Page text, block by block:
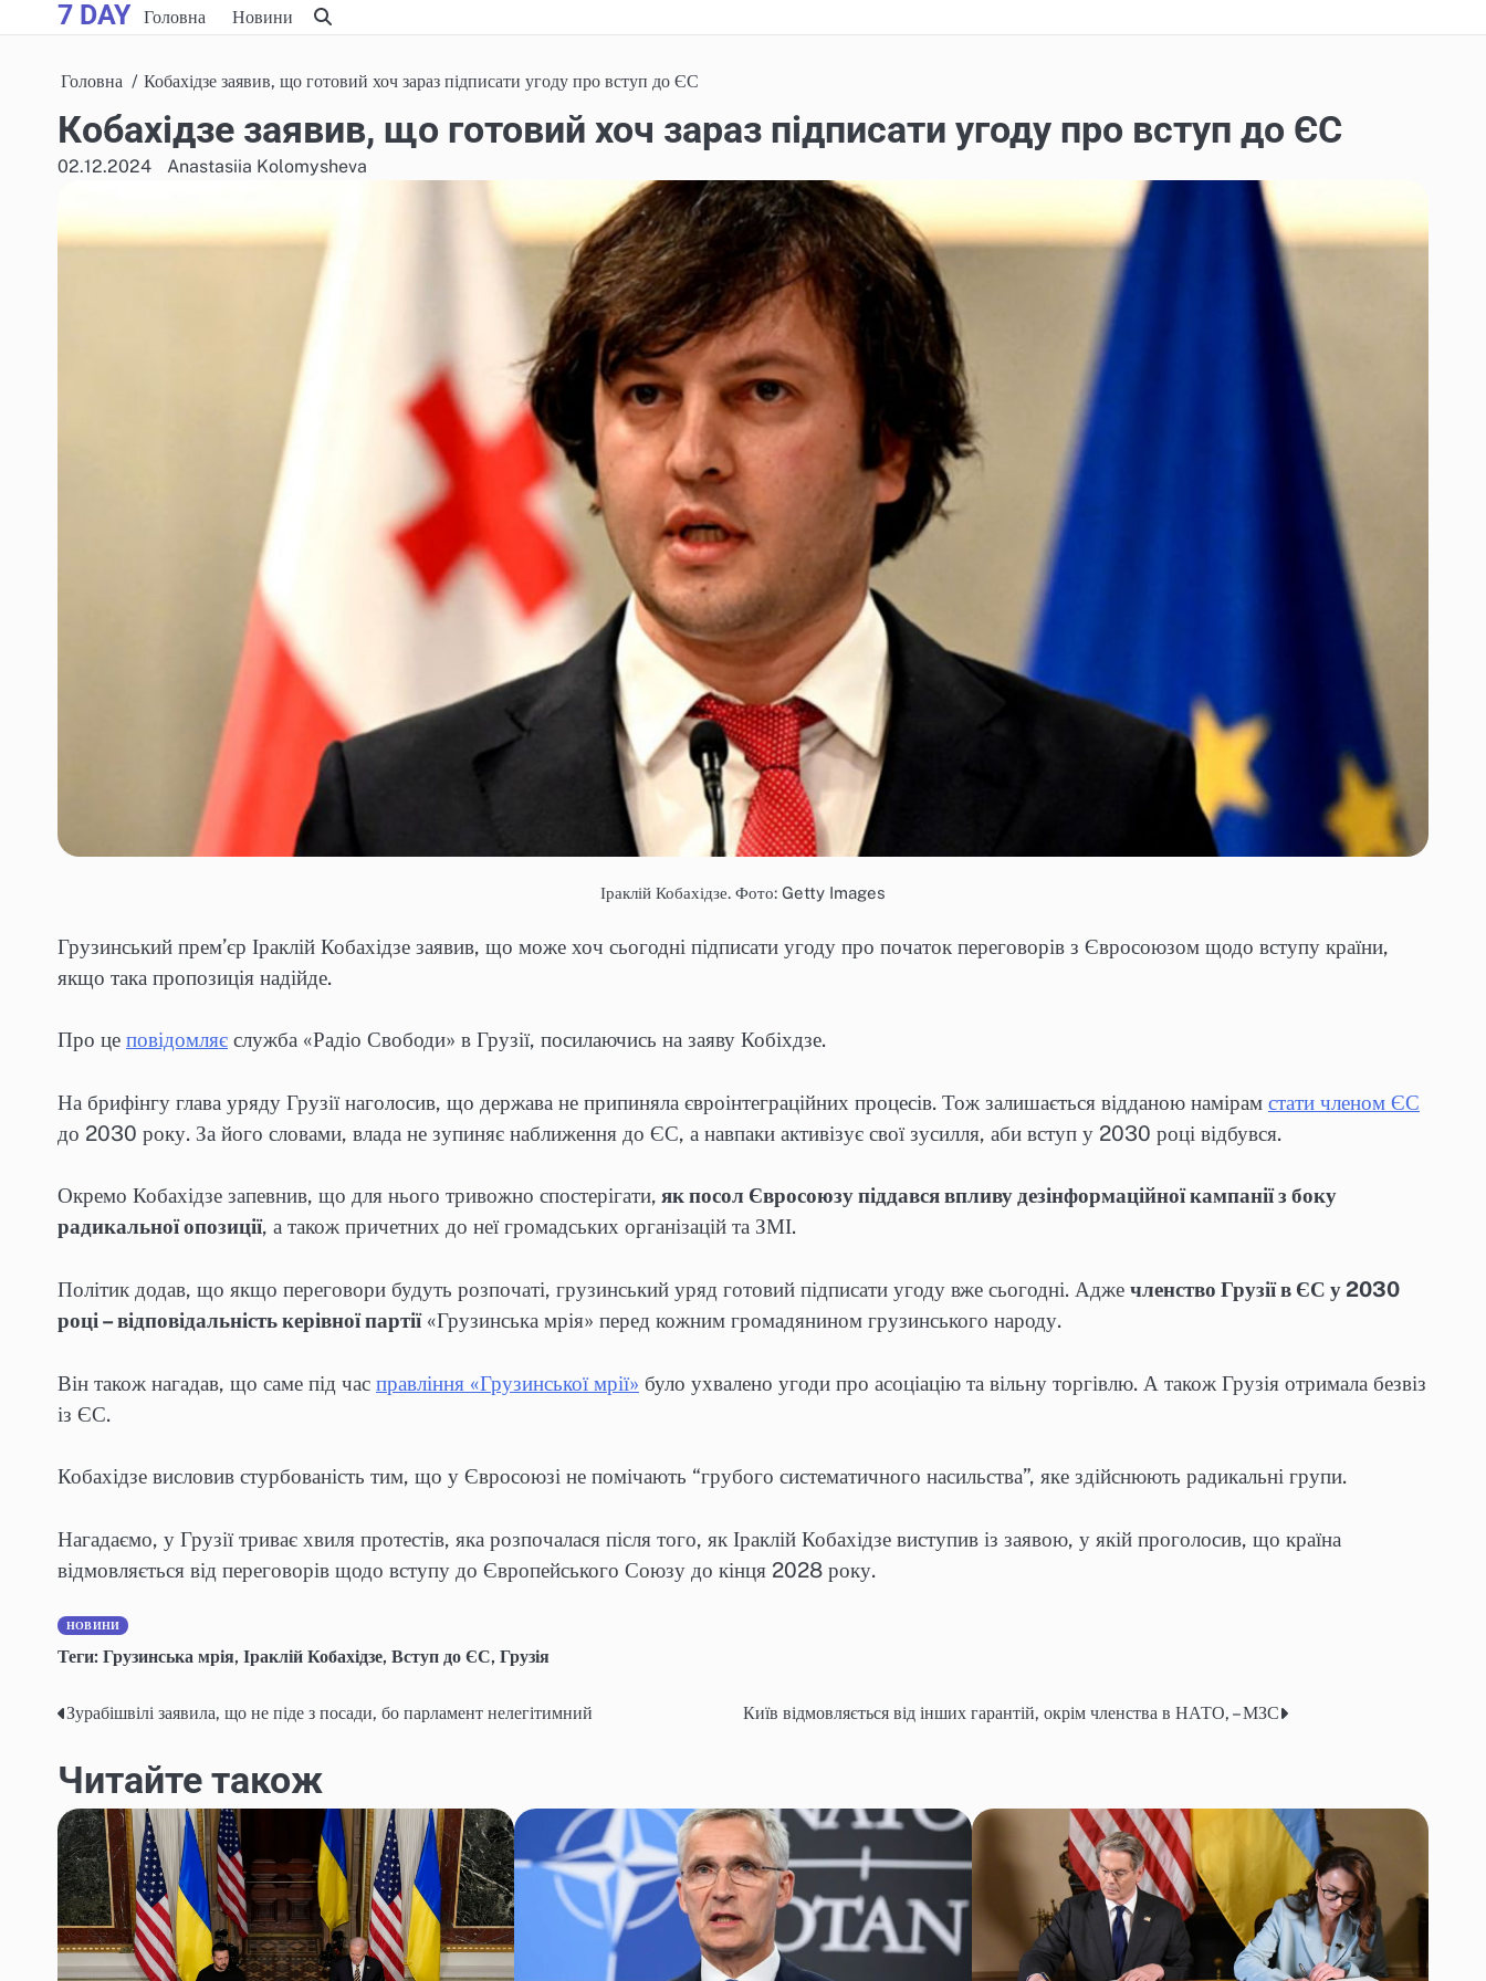
to
7 DAY Головна Новини
Головна Кобахідзе заявив, що готовий хоч зараз підписати угоду про вступ до ЄС
Кобахідзе заявив, що готовий хоч зараз підписати угоду про вступ до ЄС
02.12.2024 Anastasiia Kolomysheva
Іраклій Кобахідзе. Фото: Getty Images
Грузинський прем’єр Іраклій Кобахідзе заявив, що може хоч сьогодні підписати угоду про початок переговорів з Євросоюзом щодо вступу країни,
якщо така пропозиція надійде.
Про це повідомляє служба «Радіо Свободи» в Грузії, посилаючись на заяву Кобіхдзе.
На брифінгу глава уряду Грузії наголосив, що держава не припиняла євроінтеграційних процесів. Тож залишається відданою намірам стати членом ЄС
до 2030 року. За його словами, влада не зупиняє наближення до ЄС, а навпаки активізує свої зусилля, аби вступ у 2030 році відбувся.
Окремо Кобахідзе запевнив, що для нього тривожно спостерігати, як посол Євросоюзу піддався впливу дезінформаційної кампанії з боку
радикальної опозиції, а також причетних до неї громадських організацій та ЗМІ.
Політик додав, що якщо переговори будуть розпочаті, грузинський уряд готовий підписати угоду вже сьогодні. Адже членство Грузії в ЄС у 2030
році – відповідальність керівної партії«Грузинська мрія» перед кожним громадянином грузинського народу.
Він також нагадав, що саме під час правління «Грузинської мрії» було ухвалено угоди про асоціацію та вільну торгівлю. А також Грузія отримала безвіз
із ЄС.
Кобахідзе висловив стурбованість тим, що у Євросоюзі не помічають “грубого систематичного насильства”, яке здійснюють радикальні групи.
Нагадаємо, у Грузії триває хвиля протестів, яка розпочалася після того, як Іраклій Кобахідзе виступив із заявою, у якій проголосив, що країна
відмовляється від переговорів щодо вступу до Європейського Союзу до кінця 2028 року.
НОВИНИ
Теги: Грузинська мрія, Іраклій Кобахідзе, Вступ до ЄС, Грузія
Навігація
записів
Зурабішвілі заявила, що не піде з посади, бо парламент нелегітимний Київ відмовляється від інших гарантій, окрім членства в НАТО, – МЗС
Читайте також